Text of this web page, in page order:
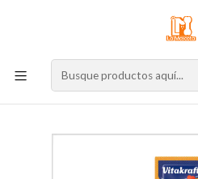
Nuestro stock online es
Compre por la web para garantizar sus
Perro Alimento para
Hipoalergenico
Vitakraft Beef